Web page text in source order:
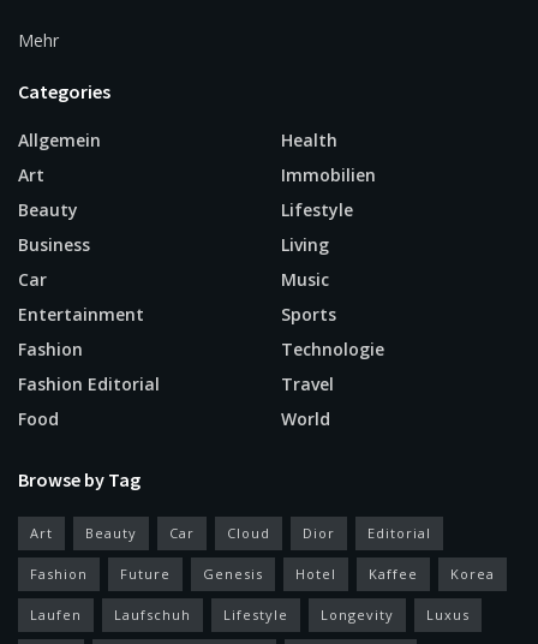
Mehr
Categories
Allgemein
Art
Beauty
Business
Car
Entertainment
Fashion
Fashion Editorial
Food
Health
Immobilien
Lifestyle
Living
Music
Sports
Technologie
Travel
World
Browse by Tag
Art Beauty Car Cloud Dior Editorial
Fashion Future Genesis Hotel Kaffee Korea
Laufen Laufschuh Lifestyle Longevity Luxus